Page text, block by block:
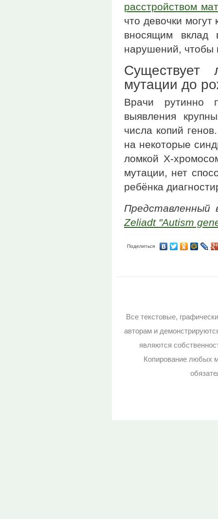
расстройством
что девочки
вносящим вклад
нарушений, чтобы
Существует
мутации до
Врачи рутинно
выявления
числа копий
на некоторые
ломкой X-
мутации, нет
ребёнка
Zeliadt "Autism
Поделиться
Все текстовые,
авторам и
являются
Копирование любых